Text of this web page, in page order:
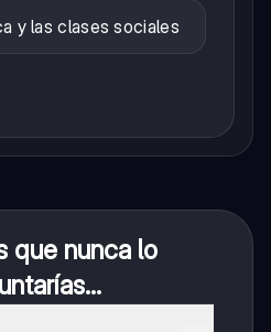
y las clases sociales
que nunca lo